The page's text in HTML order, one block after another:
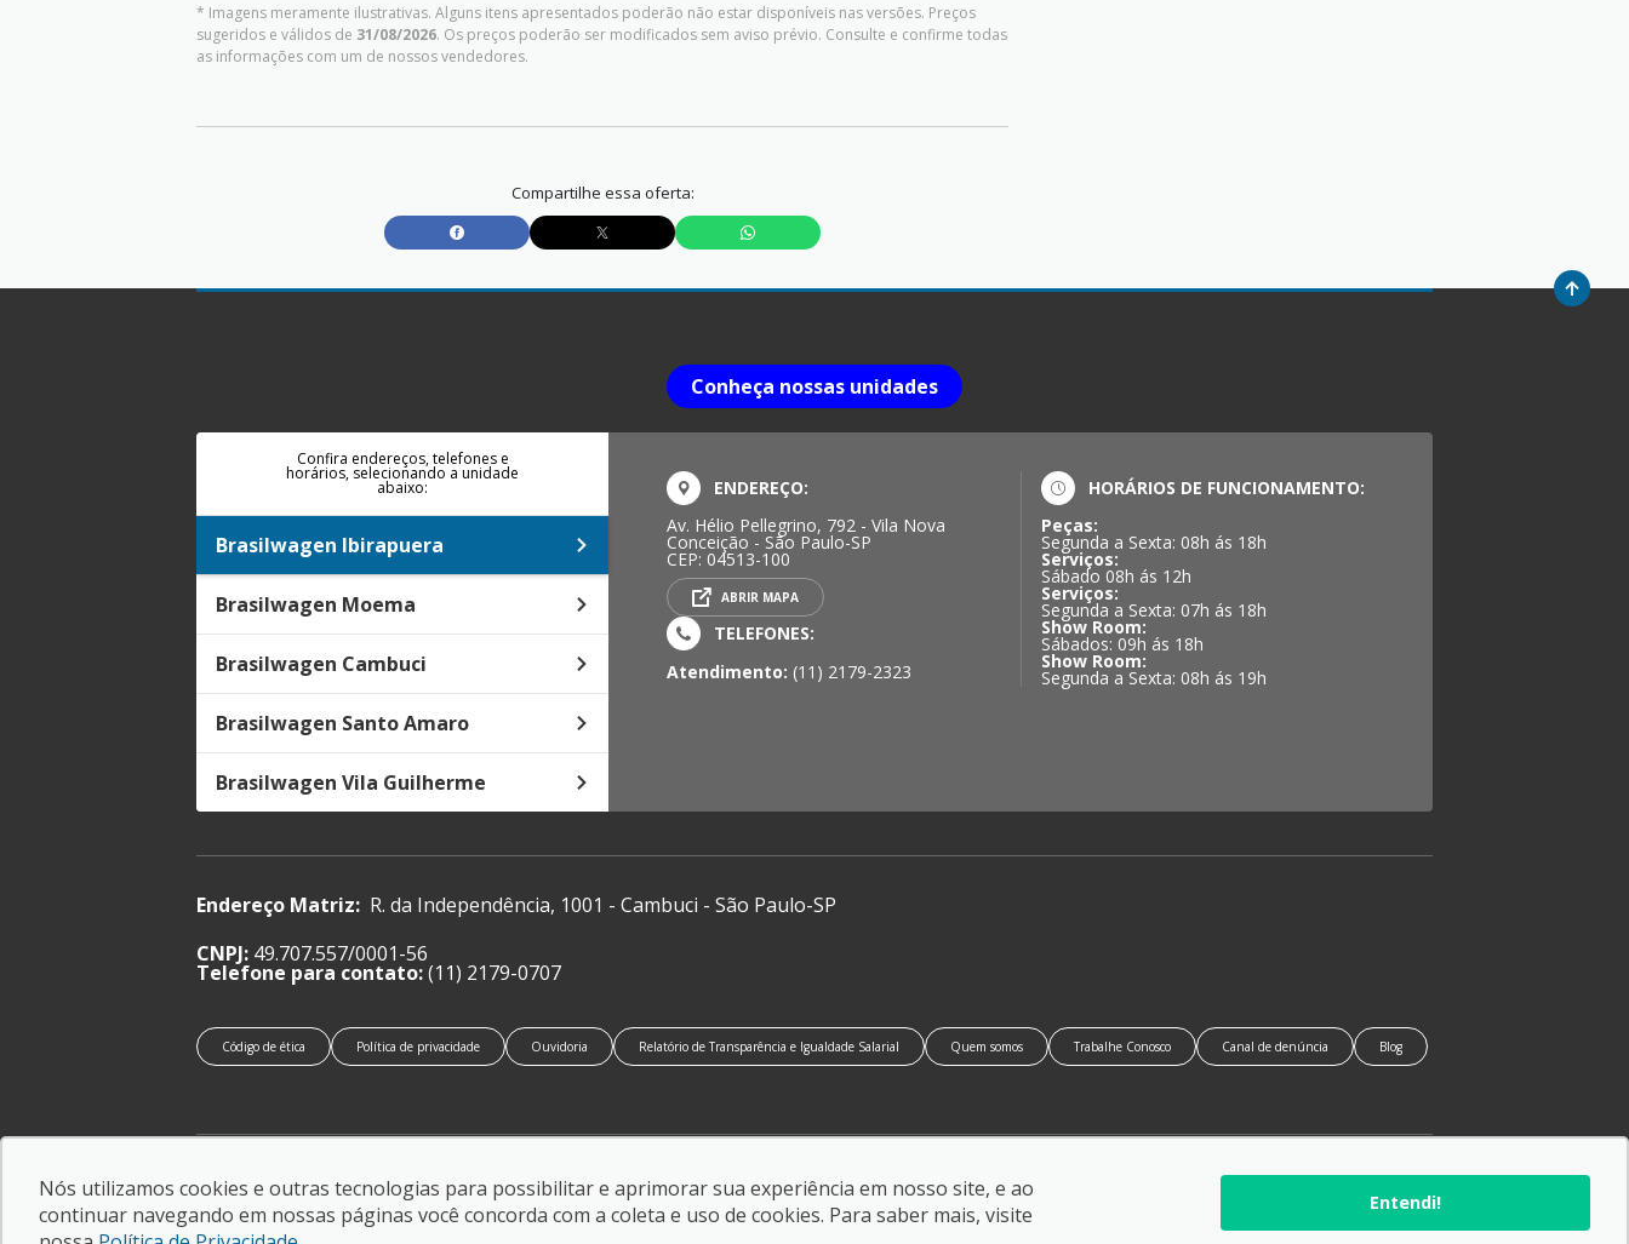
* Imagens meramente ilustrativas. Alguns itens apresentados poderão não estar disponíveis nas versões. Preços
sugeridos e válidos de 31/08/2026. Os preços poderão ser modificados sem aviso prévio. Consulte e confirme todas
as informações com um de nossos vendedores.
Compartilhe essa oferta:
Conheça nossas unidades
Confira endereços, telefones e
horários, selecionando a unidade
abaixo:
Brasilwagen Ibirapuera
Brasilwagen Moema
Brasilwagen Cambuci
Brasilwagen Santo Amaro
Brasilwagen Vila Guilherme
ENDEREÇO:
Av. Hélio Pellegrino, 792 - Vila Nova
Conceição - São Paulo-SP
CEP: 04513-100
ABRIR MAPA
TELEFONES:
Atendimento: (11) 2179-2323
HORÁRIOS DE FUNCIONAMENTO:
Peças:
Segunda a Sexta: 08h ás 18h
Serviços:
Sábado 08h ás 12h
Serviços:
Segunda a Sexta: 07h ás 18h
Show Room:
Sábados: 09h ás 18h
Show Room:
Segunda a Sexta: 08h ás 19h
Endereço Matriz: R. da Independência, 1001 - Cambuci - São Paulo-SP
CNPJ: 49.707.557/0001-56
Telefone para contato:(11) 2179-0707
Código de ética Política de privacidade Ouvidoria Relatório de Transparência e Igualdade Salarial Quem somos Trabalhe Conosco Canal de denúncia Blog
© Copyright 2026-AutoForce - Todos os direitos
reservados.
Confira a nossaPolítica de privacidade.
Nós utilizamos cookies e outras tecnologias para possibilitar e aprimorar sua experiência em nosso site, e ao
continuar navegando em nossas páginas você concorda com a coleta e uso de cookies. Para saber mais, visite
Entendi!